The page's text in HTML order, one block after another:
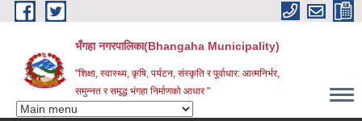
Skip to main content
भँगहा नगरपालिका(Bhangaha Municipality)
"शिक्षा, स्वास्थ्य, कृषि, पर्यटन, संस्कृति र पूर्वाधार: आत्मनिर्भर,
समुन्नत र समृद्ध भंगहा निर्माणको आधार "